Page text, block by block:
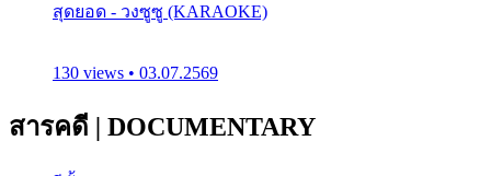
สุดยอด - วงซูซู (KARAOKE)
130 views • 03.07.2569
สารคดี | DOCUMENTARY